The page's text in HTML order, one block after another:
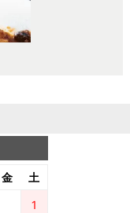
金 土
1